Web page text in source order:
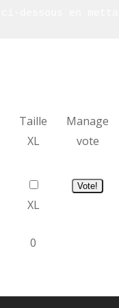
Taille
XL
Manage
vote
XL
Vote!
0